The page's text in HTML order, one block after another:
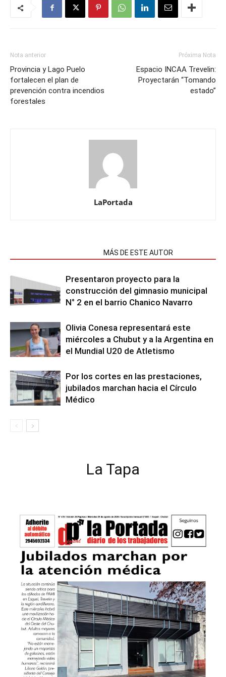
Nota anterior
Provincia y Lago Puelo
fortalecen el plan de
prevención contra incendios
forestales
Próxima Nota
Espacio INCAA Trevelin:
Proyectarán “Tomando
estado”
LaPortada
MÁS DE ESTE AUTOR
Presentaron proyecto para la
construcción del gimnasio municipal
N° 2 en el barrio Chanico Navarro
Olivia Conesa representará este
miércoles a Chubut y a la Argentina en
el Mundial U20 de Atletismo
Por los cortes en las prestaciones,
jubilados marchan hacia el Círculo
Médico
La Tapa